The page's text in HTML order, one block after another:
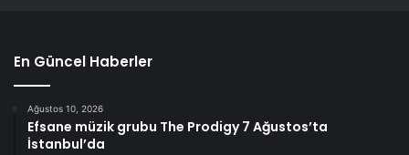
En Güncel Haberler
Ağustos 10, 2026
Efsane müzik grubu The Prodigy 7 Ağustos’ta
İstanbul’da